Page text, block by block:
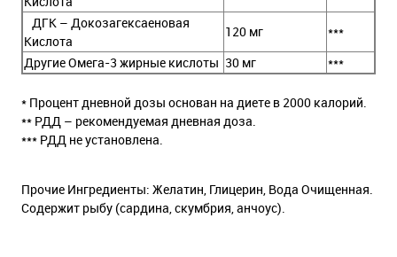
ДГК – Докозагексаеновая
Кислота
120 мг
***
Другие Омега-3 жирные кислоты 30 мг ***
* Процент дневной дозы основан на диете в 2000 калорий.
** РДД – рекомендуемая дневная доза.
*** РДД не установлена.
Прочие Ингредиенты: Желатин, Глицерин, Вода Очищенная.
Содержит рыбу (сардина, скумбрия, анчоус).